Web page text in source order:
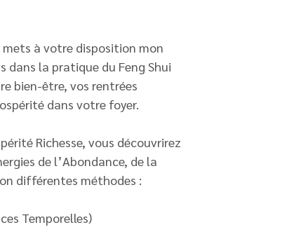
mets à votre disposition mon
dans la pratique du Feng Shui
bien-être, vos rentrées
dans votre foyer.
Richesse, vous découvrirez
de l’Abondance, de la
différentes méthodes :
Temporelles)